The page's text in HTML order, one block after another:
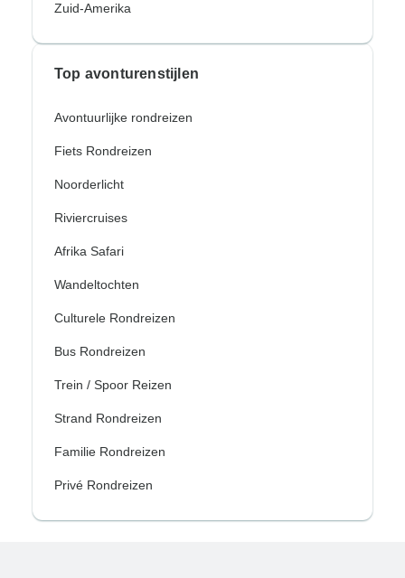
Zuid-Amerika
Top avonturenstijlen
Avontuurlijke rondreizen
Fiets Rondreizen
Noorderlicht
Riviercruises
Afrika Safari
Wandeltochten
Culturele Rondreizen
Bus Rondreizen
Trein / Spoor Reizen
Strand Rondreizen
Familie Rondreizen
Privé Rondreizen